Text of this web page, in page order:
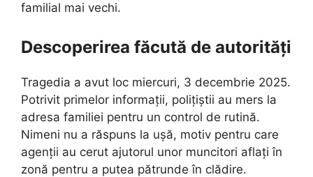
familial mai vechi.
Descoperirea făcută de autorități
Tragedia a avut loc miercuri, 3 decembrie 2025.
Potrivit primelor informații, polițiștii au mers la
adresa familiei pentru un control de rutină.
Nimeni nu a răspuns la ușă, motiv pentru care
agenții au cerut ajutorul unor muncitori aflați în
zonă pentru a putea pătrunde în clădire.